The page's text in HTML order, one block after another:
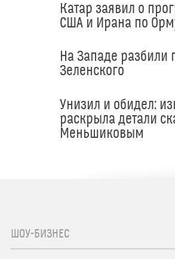
Катар заявил о
США и Ирана по
На Западе разбили
Зеленского
Унизил и обидел:
раскрыла детали
Меньшиковым
ШОУ-БИЗНЕС